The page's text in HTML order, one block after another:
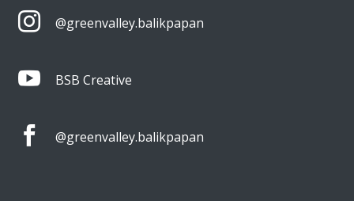
 @greenvalley.balikpapan
 BSB Creative
 @greenvalley.balikpapan